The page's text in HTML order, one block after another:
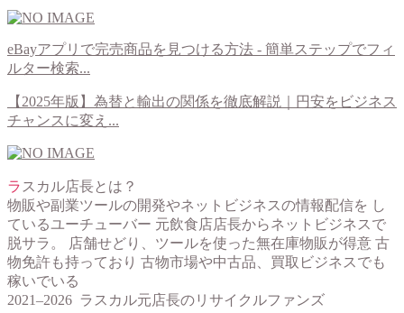
eBayアプリで完売商品を見つける方法 - 簡単ステップでフィ
ルター検索...
【2025年版】為替と輸出の関係を徹底解説｜円安をビジネス
チャンスに変え...
ラスカル店長とは？
物販や副業ツールの開発やネットビジネスの情報配信を し
ているユーチューバー 元飲食店店長からネットビジネスで
脱サラ。 店舗せどり、ツールを使った無在庫物販が得意 古
物免許も持っており 古物市場や中古品、買取ビジネスでも
稼いでいる
2021–2026 ラスカル元店長のリサイクルファンズ